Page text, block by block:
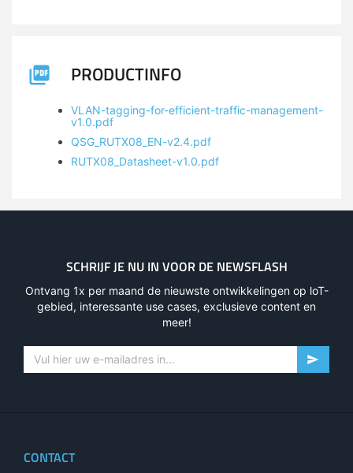
PRODUCTINFO
VLAN-tagging-for-efficient-traffic-management-
v1.0.pdf
QSG_RUTX08_EN-v2.4.pdf
RUTX08_Datasheet-v1.0.pdf
SCHRIJF JE NU IN VOOR DE NEWSFLASH
Ontvang 1x per maand de nieuwste ontwikkelingen op loT-
gebied, interessante use cases, exclusieve content en
meer!
CONTACT